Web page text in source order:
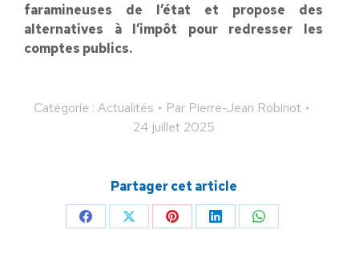
faramineuses de l’état et propose des
alternatives à l’impôt pour redresser les
comptes publics.
Catégorie : Actualités Par Pierre-Jean Robinot
24 juillet 2025
Partager cet article
PartagerPartagerPartagerPartagerPartager